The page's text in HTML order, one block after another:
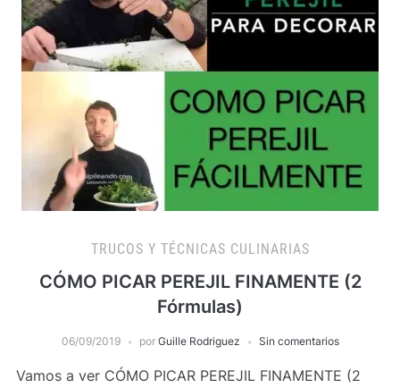
TRUCOS Y TÉCNICAS CULINARIAS
CÓMO PICAR PEREJIL FINAMENTE (2
Fórmulas)
06/09/2019 por Guille Rodriguez Sin comentarios
Vamos a ver CÓMO PICAR PEREJIL FINAMENTE (2